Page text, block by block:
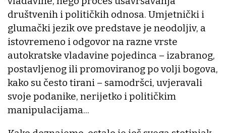
društvenih i političkih odnosa. Umjetnički i
glumački jezik ove predstave je neodoljiv, a
istovremeno i odgovor na razne vrste
autokratske vladavine pojedinca – izabranog,
postavljenog ili promoviranog po volji bogova,
kako su često tirani – samodršci, uvjeravali
svoje podanike, nerijetko i političkim
manipulacijama...